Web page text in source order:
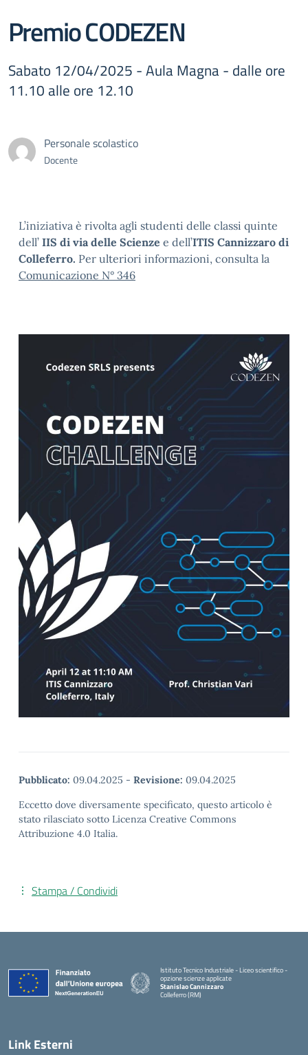
Premio CODEZEN
Sabato 12/04/2025 - Aula Magna - dalle ore
11.10 alle ore 12.10
Personale scolastico
Docente
L’iniziativa è rivolta agli studenti delle classi quinte
dell’ IIS di via delle Scienze e dell’ITIS Cannizzaro di
Colleferro. Per ulteriori informazioni, consulta la
Comunicazione N° 346
Pubblicato: 09.04.2025 - Revisione: 09.04.2025
Eccetto dove diversamente specificato, questo articolo è
stato rilasciato sotto Licenza Creative Commons
Attribuzione 4.0 Italia.
Stampa / Condividi
Istituto Tecnico Industriale - Liceo scientifico -
opzione scienze applicate
Stanislao Cannizzaro
Colleferro (RM)
Link Esterni